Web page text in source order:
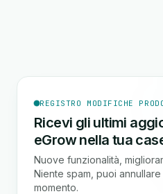
REGISTRO MODIFICHE
Ricevi gli ultimi
eGrow nella tua
Nuove funzionalità,
Niente spam, puoi
momento.